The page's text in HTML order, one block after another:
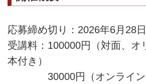
応募締め切り：2026年6月28日
受講料：100000円（対面、オ
本付き）
30000円（オンライン、